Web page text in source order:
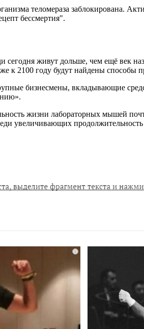
теломераза заблокирована.
бессмертия".
живут дольше, чем ещё век
к 2100 году будут найдены способы
бизнесмены, вкладывающие
жизни лабораторных мышей
увеличивающих
i